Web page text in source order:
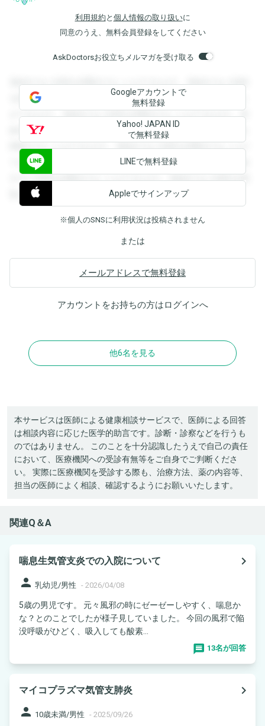
利用規約 と 個人情報の取り扱いに
同意のうえ、無料会員登録をしてください
AskDoctorsお役立ちメルマガを受け取る
登録すると回答を閲覧することができます。登録すると回答
を閲覧することができます。登録すると回答を閲覧すること
ができます。登録すると回答を閲覧することができます。登
録すると回答を閲覧することができます。登録すると回答を
閲覧することができます。登録すると回答を閲覧することが
できます。登録すると回答を閲覧することができます。登録
すると回答を閲覧することができます。登録すると回答を閲
覧することができます。
Googleアカウントで
無料登録
Yahoo! JAPAN ID
で無料登録
LINEで無料登録
Appleでサインアップ
※個人のSNSに利用状況は投稿されません
または
メールアドレスで無料登録
アカウントをお持ちの方はログインへ
他6名を見る
本サービスは医師による健康相談サービスで、医師による回答
は相談内容に応じた医学的助言です。診断・診察などを行うも
のではありません。 このことを十分認識したうえで自己の責任
において、医療機関への受診有無等をご自身でご判断くださ
い。 実際に医療機関を受診する際も、治療方法、薬の内容等、
担当の医師によく相談、確認するようにお願いいたします。
関連Q＆A
喘息生気管支炎での入院について
navigate_next
person 乳幼児/男性 - 2026/04/08
5歳の男児です。 元々風邪の時にゼーゼーしやすく、喘息か
な？とのことでしたが様子見していました。 今回の風邪で陥
没呼吸がひどく、吸入しても酸素...
13名が回答
マイコプラズマ気管支肺炎
navigate_next
person 10歳未満/男性 - 2025/09/26